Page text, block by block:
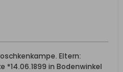
Eltern:
*14.06.1899 in Bodenwinkel